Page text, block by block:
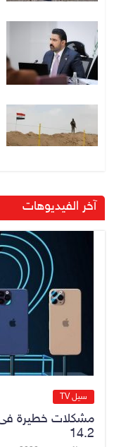
آخر الفيديوهات
سيل TV
14.2